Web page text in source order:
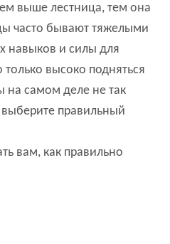
выше лестница, тем она
часто бывают тяжелыми
навыков и силы для
высоко подняться
на самом деле не так
правильный
вам, как правильно